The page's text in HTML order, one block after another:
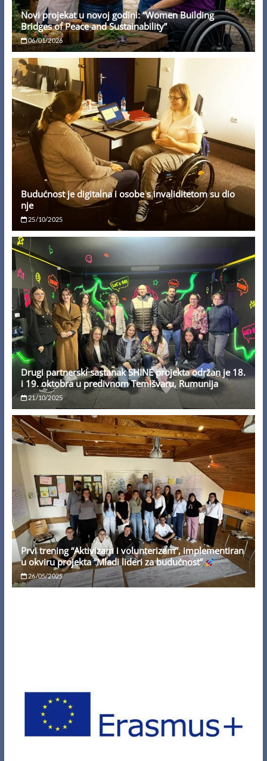
Novi projekat u novoj godini: “Women Building
Bridges of Peace and Sustainability”
06/01/2026
Budućnost je digitalna i osobe s invaliditetom su dio
nje
25/10/2025
Drugi partnerski sastanak SHINE projekta održan je 18.
i 19. oktobra u predivnom Temišvaru, Rumunija
21/10/2025
Prvi trening “Aktivizam i volunterizam”, implementiran
u okviru projekta “Mladi lideri za budućnost”
26/05/2025